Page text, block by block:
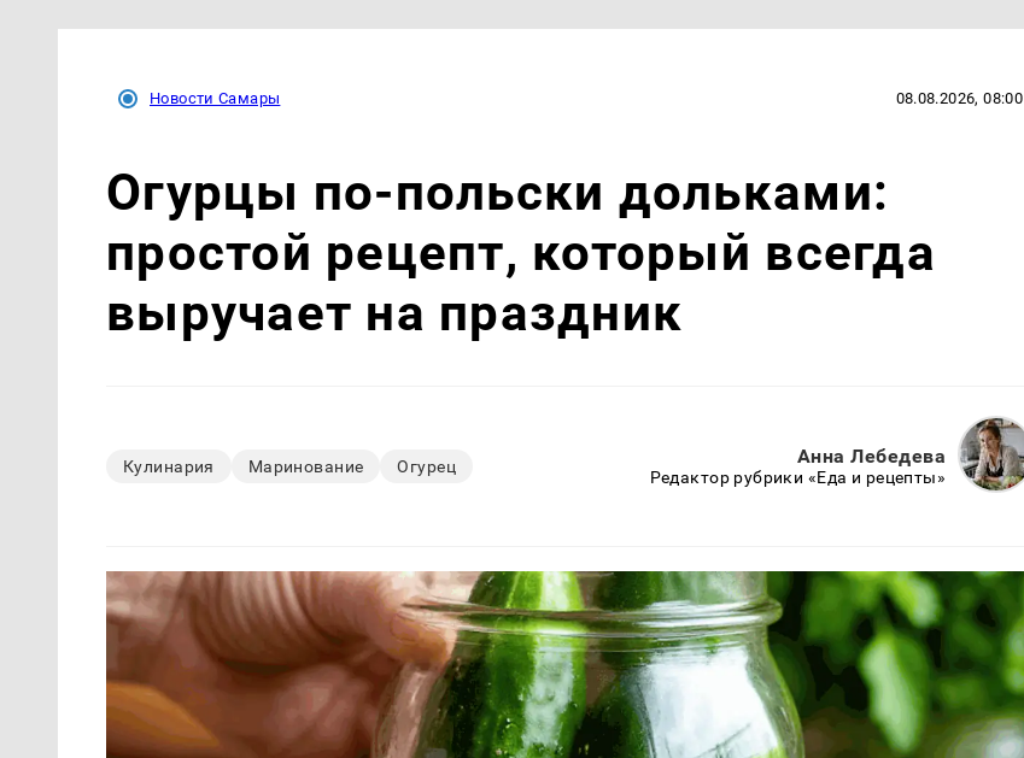
Новости Самары 08.08.2026, 08:00
Огурцы по‑польски дольками:
простой рецепт, который всегда
выручает на праздник
Кулинария Маринование Огурец Анна Лебедева
Редактор рубрики «Еда и рецепты»